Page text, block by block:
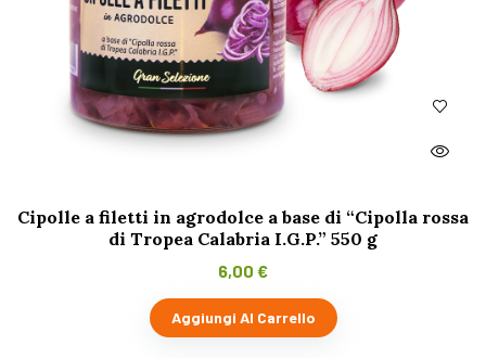
Cipolle a filetti in agrodolce a base di “Cipolla rossa
di Tropea Calabria I.G.P.” 550 g
6,00 €
Aggiungi Al Carrello